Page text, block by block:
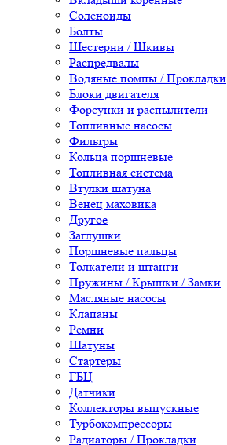
Соленоиды
Болты
Шестерни / Шкивы
Распредвалы
Водяные помпы / Прокладки
Блоки двигателя
Форсунки и распылители
Топливные насосы
Фильтры
Кольца поршневые
Топливная система
Втулки шатуна
Венец маховика
Другое
Заглушки
Поршневые пальцы
Толкатели и штанги
Пружины / Крышки / Замки
Масляные насосы
Клапаны
Ремни
Шатуны
Стартеры
ГБЦ
Датчики
Коллекторы выпускные
Турбокомпрессоры
Радиаторы / Прокладки